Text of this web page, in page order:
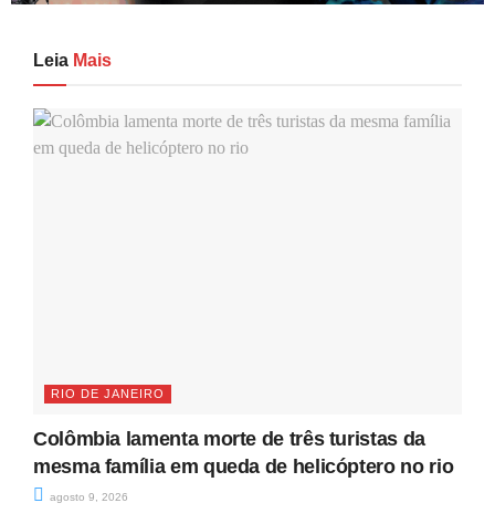
Leia Mais
RIO DE JANEIRO
Colômbia lamenta morte de três turistas da
mesma família em queda de helicóptero no rio
agosto 9, 2026